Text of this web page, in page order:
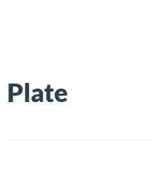
Plate